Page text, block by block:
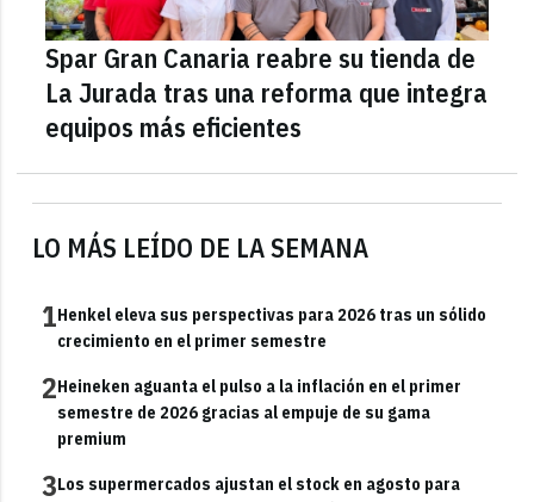
LO MÁS LEÍDO DE LA SEMANA
1Henkel eleva sus perspectivas para 2026 tras un sólido
crecimiento en el primer semestre
2Heineken aguanta el pulso a la inflación en el primer
semestre de 2026 gracias al empuje de su gama
premium
3Los supermercados ajustan el stock en agosto para
Spar Gran Canaria reabre su tienda de
La Jurada tras una reforma que integra
equipos más eficientes